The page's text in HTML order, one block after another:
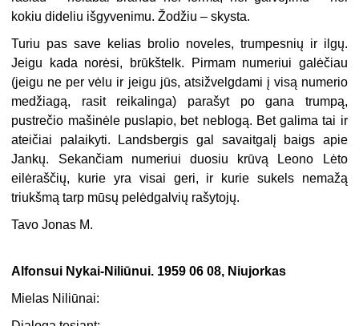
kokiu dideliu išgyvenimu. Žodžiu – skysta.
Turiu pas save kelias brolio noveles, trumpesnių ir ilgų.
Jeigu kada norėsi, brūkštelk. Pirmam numeriui galėčiau
(jeigu ne per vėlu ir jeigu jūs, atsižvelgdami į visą numerio
medžiagą, rasit reikalinga) parašyt po gana trumpą,
pustrečio mašinėle puslapio, bet neblogą. Bet galima tai ir
ateičiai palaikyti. Landsbergis gal savaitgalį baigs apie
Jankų. Sekančiam numeriui duosiu krūvą Leono Lėto
eilėraščių, kurie yra visai geri, ir kurie sukels nemažą
triukšmą tarp mūsų pelėdgalvių rašytojų.
Tavo Jonas M.
Alfonsui Nykai-Niliūnui. 1959 06 08, Niujorkas
Mielas Niliūnai: